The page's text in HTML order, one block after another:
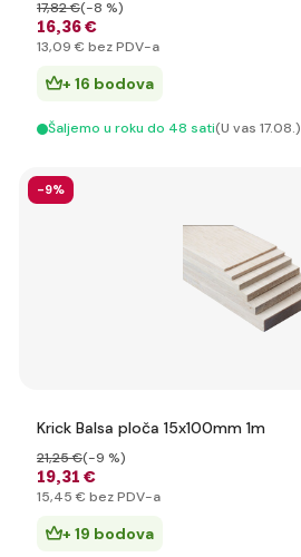
16,36 €
17,82 €(-8 %)
13,09 € bez PDV-a
+ 16 bodova
Šaljemo u roku do 48 sati(U vas 17.08.)
-9%
Krick Balsa ploča 15x100mm 1m
19,31 €
21,25 €(-9 %)
15,45 € bez PDV-a
+ 19 bodova